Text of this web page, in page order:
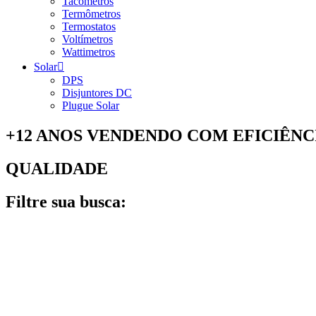
Termômetros
Termostatos
Voltímetros
Wattimetros
Solar
DPS
Disjuntores DC
Plugue Solar
+12 ANOS VENDENDO COM
QUALIDADE
Filtre sua busca: